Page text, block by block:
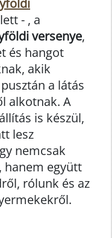
- , a
versenye,
és hangot
akik
a látás
alkotnak. A
is készül,
lesz
nemcsak
hanem együtt
rólunk és az